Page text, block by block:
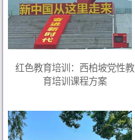
红色教育培训：西柏坡党性教
育培训课程方案